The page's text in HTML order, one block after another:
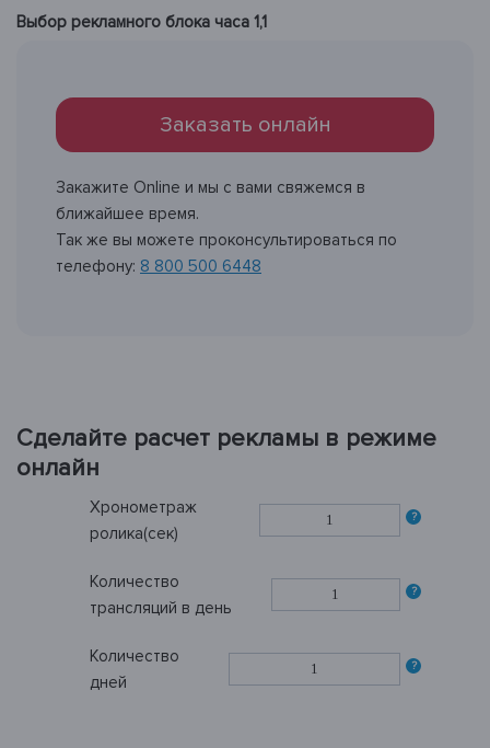
Выбор рекламного блока часа 1,1
Заказать онлайн
Закажите Online и мы с вами свяжемся в
ближайшее время.
Так же вы можете проконсультироваться по
телефону: 8 800 500 6448
Сделайте расчет рекламы в режиме
онлайн
Хронометраж
ролика(сек)
?
Количество
трансляций в день
?
Количество
дней
?